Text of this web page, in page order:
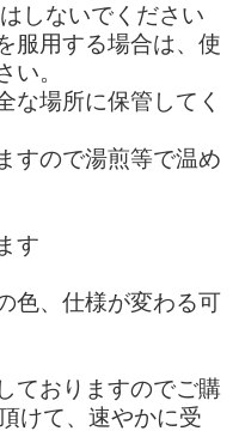
しないでください
服用する場合は、使
い。
な場所に保管してく
すので湯煎等で温め
す
色、仕様が変わる可
ておりますのでご購
けて、速やかに受